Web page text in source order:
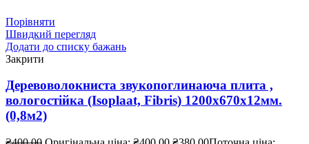
Порівняти
Швидкий перегляд
Додати до списку бажань
Закрити
Деревоволокниста звукопоглинаюча плита ,
вологостійка (Isoplaat, Fibris) 1200x670x12мм.
(0,8м2)